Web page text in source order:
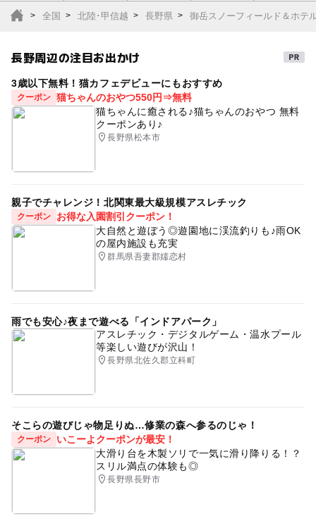
全国 北陸･甲信越 長野県 御岳スノーフィールド＆ホテ
長野周辺の注目お出かけ
3歳以下無料！猫カフェデビューにもおすすめ
クーポン 猫ちゃんのおやつ550円⇒無料
猫ちゃんに癒される♪猫ちゃんのおやつ 無料
クーポンあり♪
長野県松本市
親子でチャレンジ！北関東最大級規模アスレチック
クーポン
お得な入園割引クーポン！
大自然と遊ぼう◎遊園地に渓流釣りも♪雨OK
の屋内施設も充実
群馬県吾妻郡嬬恋村
雨でも安心♪夜まで遊べる「インドアパーク」
アスレチック・デジタルゲーム・温水プール
等楽しい遊びが沢山！
長野県北佐久郡立科町
そこらの遊びじゃ物足りぬ…修業の森へ参るのじゃ！
クーポン
いこーよクーポンが最安！
大滑り台を木製ソリで一気に滑り降りる！？
スリル満点の体験も◎
長野県長野市